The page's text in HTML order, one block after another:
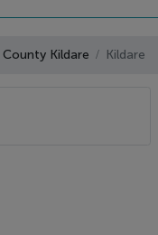
County Kildare Kildare